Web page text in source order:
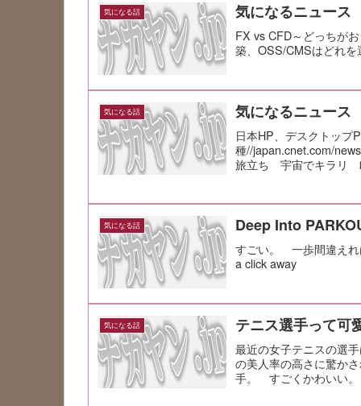
気になる話 気になるニュース
FX vs CFD～どっちが
築、OSS/CMSはどれ
気になる話 気になるニュース
日本HP、デスクトップ
種//japan.cnet.com/
旅立ち 宇宙でキラリ
気になる話 Deep Into
すごい。 一歩間違えれ
a click away
気になる話 テニス選手って可
最近の女子テニスの選
の美人率の高さに驚か
手。 すごくかわいい